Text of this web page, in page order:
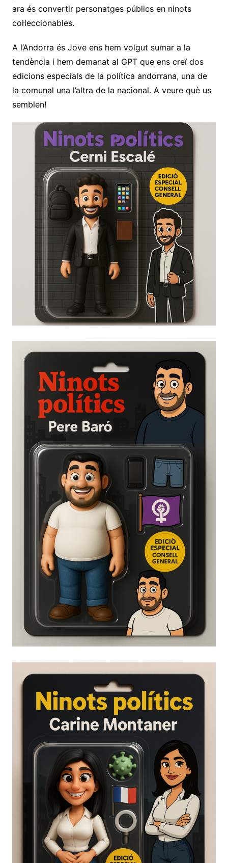
ara és convertir personatges públics en ninots
col·leccionables.
A l’Andorra és Jove ens hem volgut sumar a la
tendència i hem demanat al GPT que ens creï dos
edicions especials de la política andorrana, una de
la comunal una l’altra de la nacional. A veure què us
semblen!